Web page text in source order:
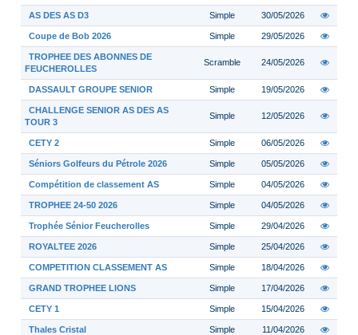
AS DES AS D3 Simple 30/05/2026
Coupe de Bob 2026 Simple 29/05/2026
TROPHEE DES ABONNES DE
FEUCHEROLLES
Scramble 24/05/2026
DASSAULT GROUPE SENIOR Simple 19/05/2026
CHALLENGE SENIOR AS DES AS
TOUR 3
Simple 12/05/2026
CETY 2 Simple 06/05/2026
Séniors Golfeurs du Pétrole 2026 Simple 05/05/2026
Compétition de classement AS Simple 04/05/2026
TROPHEE 24-50 2026 Simple 04/05/2026
Trophée Sénior Feucherolles Simple 29/04/2026
ROYALTEE 2026 Simple 25/04/2026
COMPETITION CLASSEMENT AS Simple 18/04/2026
GRAND TROPHEE LIONS Simple 17/04/2026
CETY 1 Simple 15/04/2026
Thales Cristal Simple 11/04/2026